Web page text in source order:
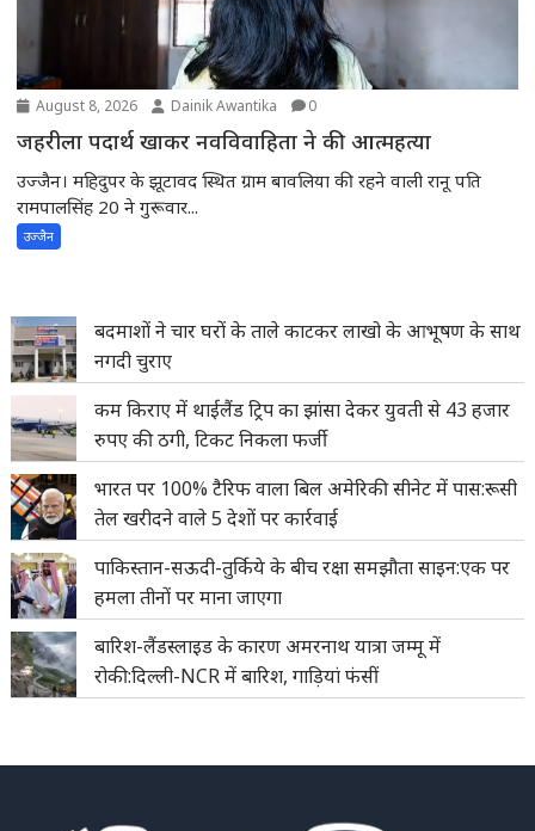
August 8, 2026 Dainik Awantika 0
जहरीला पदार्थ खाकर नवविवाहिता ने की आत्महत्या
उज्जैन। महिदुपर के झूटावद स्थित ग्राम बावलिया की रहने वाली रानू पति
रामपालसिंह 20 ने गुरूवार...
उज्जैन
बदमाशों ने चार घरों के ताले काटकर लाखो के आभूषण के साथ
नगदी चुराए
कम किराए में थाईलैंड ट्रिप का झांसा देकर युवती से 43 हजार
रुपए की ठगी, टिकट निकला फर्जी
भारत पर 100% टैरिफ वाला बिल अमेरिकी सीनेट में पास:रूसी
तेल खरीदने वाले 5 देशों पर कार्रवाई
पाकिस्तान-सऊदी-तुर्किये के बीच रक्षा समझौता साइन:एक पर
हमला तीनों पर माना जाएगा
बारिश-लैंडस्लाइड के कारण अमरनाथ यात्रा जम्मू में
रोकी:दिल्ली-NCR में बारिश, गाड़ियां फंसीं